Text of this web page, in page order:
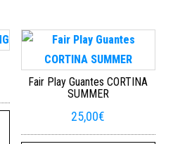
Este producto tiene múltiples
Fair Play Guantes CORTINA
SUMMER
25,00€